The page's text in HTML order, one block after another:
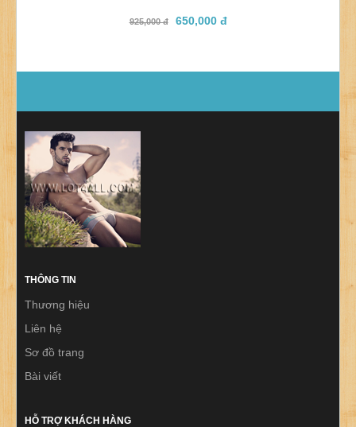
925,000 đ 650,000 đ
THÔNG TIN
Thương hiệu
Liên hệ
Sơ đồ trang
Bài viết
HỖ TRỢ KHÁCH HÀNG